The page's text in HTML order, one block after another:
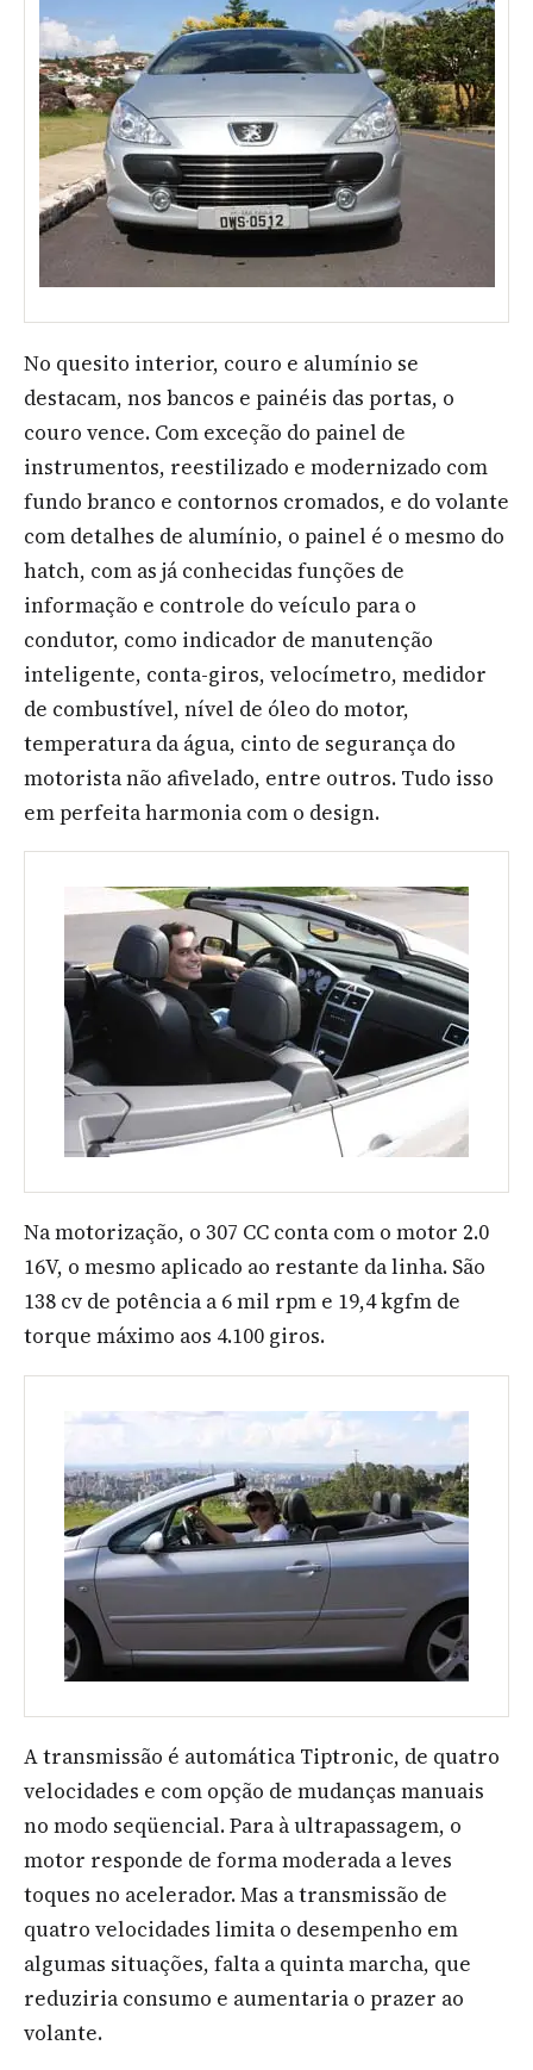
No quesito interior, couro e alumínio se
destacam, nos bancos e painéis das portas, o
couro vence. Com exceção do painel de
instrumentos, reestilizado e modernizado com
fundo branco e contornos cromados, e do volante
com detalhes de alumínio, o painel é o mesmo do
hatch, com as já conhecidas funções de
informação e controle do veículo para o
condutor, como indicador de manutenção
inteligente, conta-giros, velocímetro, medidor
de combustível, nível de óleo do motor,
temperatura da água, cinto de segurança do
motorista não afivelado, entre outros. Tudo isso
em perfeita harmonia com o design.
Na motorização, o 307 CC conta com o motor 2.0
16V, o mesmo aplicado ao restante da linha. São
138 cv de potência a 6 mil rpm e 19,4 kgfm de
torque máximo aos 4.100 giros.
A transmissão é automática Tiptronic, de quatro
velocidades e com opção de mudanças manuais
no modo seqüencial. Para à ultrapassagem, o
motor responde de forma moderada a leves
toques no acelerador. Mas a transmissão de
quatro velocidades limita o desempenho em
algumas situações, falta a quinta marcha, que
reduziria consumo e aumentaria o prazer ao
volante.